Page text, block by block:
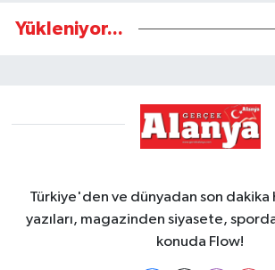
Yükleniyor...
Türkiye'den ve dünyadan son dakika
yazıları, magazinden siyasete,
konuda Flow!